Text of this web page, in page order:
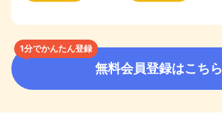
1分でかんたん登録
無料会員登録はこちら